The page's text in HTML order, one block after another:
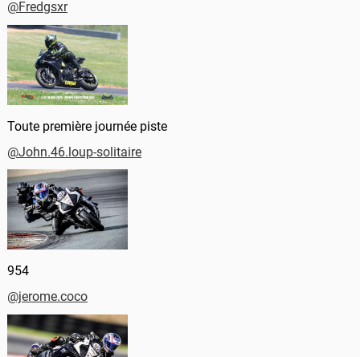
@Fredgsxr
Toute première journée piste
@John.46.loup-solitaire
954
@jerome.coco